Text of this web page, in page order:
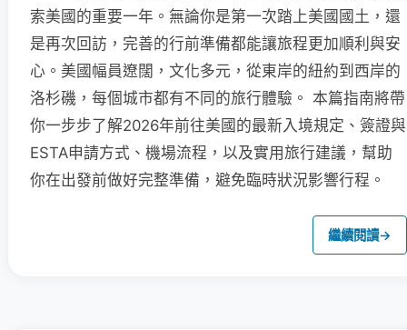
索美國的重要一年。無論你是第一次踏上美國國土，還
是再次回訪，完善的行前準備都能讓旅程更加順利與安
心。美國幅員遼闊，文化多元，從東岸的紐約到西岸的
洛杉磯，每個城市都有不同的旅行體驗。 本篇指南將帶
你一步步了解2026年前往美國的最新入境規定、簽證與
ESTA申請方式、機場流程，以及實用旅行建議，幫助
你在出發前做好完整準備，避免臨時狀況影響行程。
繼續閱讀→